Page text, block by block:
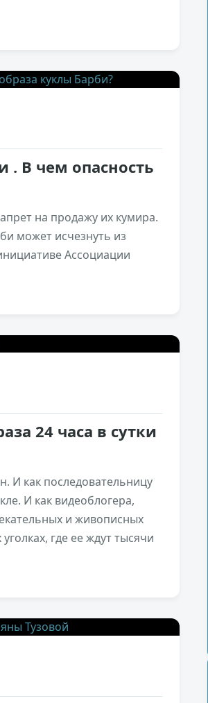
. В чем опасность
на продажу их кумира.
может исчезнуть из
Ассоциации
24 часа в сутки
И как последовательницу
И как видеоблогера,
и живописных
где ее ждут тысячи